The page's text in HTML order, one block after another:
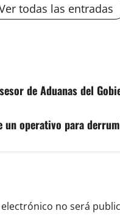
todas las entradas
de Aduanas del
un operativo para
no será